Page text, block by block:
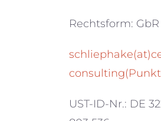
Rechtsform: GbR
UST-ID-Nr.: DE